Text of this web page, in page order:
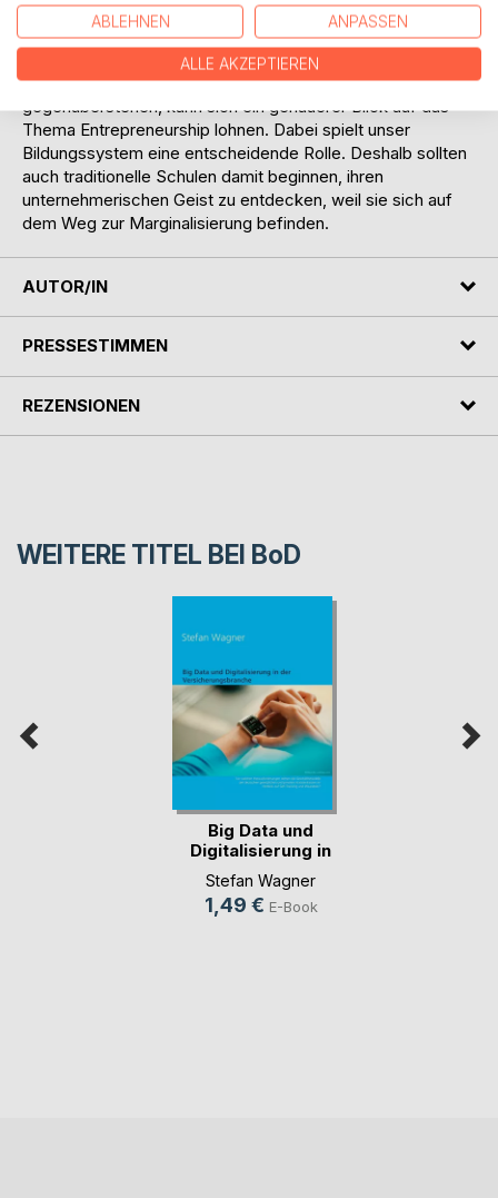
Zusammenlebens. Auch, oder gerade, im Hinblick auf
veränderte Rahmenbedingungen auf dem Arbeitsmarkt und
potenzielle Veränderungen der Gesellschafts- und
Wirtschaftsordnung, denen jüngere Generationen
gegenüberstehen, kann sich ein genauerer Blick auf das
Thema Entrepreneurship lohnen. Dabei spielt unser
Bildungssystem eine entscheidende Rolle. Deshalb sollten
auch traditionelle Schulen damit beginnen, ihren
unternehmerischen Geist zu entdecken, weil sie sich auf
dem Weg zur Marginalisierung befinden.
AUTOR/IN
PRESSESTIMMEN
REZENSIONEN
WEITERE TITEL BEI BoD
Big Data und
Digitalisierung in
de(...)
Stefan Wagner
1,49 € E-Book
ABLEHNEN ANPASSEN
ALLE AKZEPTIEREN